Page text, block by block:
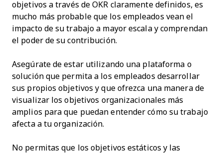
objetivos a través de OKR claramente definidos, es
mucho más probable que los empleados vean el
impacto de su trabajo a mayor escala y comprendan
el poder de su contribución.
Asegúrate de estar utilizando una plataforma o
solución que permita a los empleados desarrollar
sus propios objetivos y que ofrezca una manera de
visualizar los objetivos organizacionales más
amplios para que puedan entender cómo su trabajo
afecta a tu organización.
No permitas que los objetivos estáticos y las